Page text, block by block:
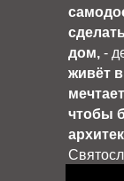
дом, -
живёт
чтобы